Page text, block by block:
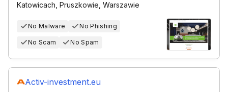
Katowicach, Pruszkowie, Warszawie
No Malware No Phishing
No Scam No Spam
Activ-investment.eu